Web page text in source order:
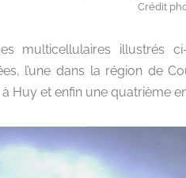
Crédit
multicellulaires illustrés
l’une dans la région de
Huy et enfin une quatrième